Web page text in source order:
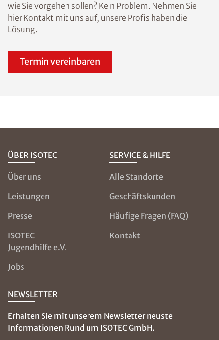
wie Sie vorgehen sollen? Kein Problem. Nehmen Sie
hier Kontakt mit uns auf, unsere Profis haben die
Lösung.
Termin vereinbaren
ÜBER ISOTEC
Über uns
Leistungen
Presse
ISOTEC
Jugendhilfe e.V.
Jobs
SERVICE & HILFE
Alle Standorte
Geschäftskunden
Häufige Fragen (FAQ)
Kontakt
NEWSLETTER
Erhalten Sie mit unserem Newsletter neuste
Informationen Rund um ISOTEC GmbH.